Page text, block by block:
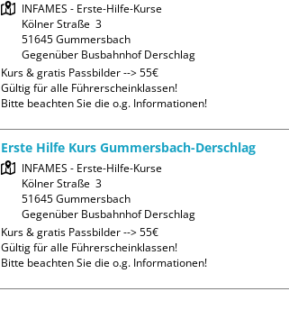
INFAMES - Erste-Hilfe-Kurse
Kölner Straße  3
51645 Gummersbach
Gegenüber Busbahnhof Derschlag
Kurs & gratis Passbilder --> 55€
Gültig für alle Führerscheinklassen!
Bitte beachten Sie die o.g. Informationen!
Erste Hilfe Kurs Gummersbach-Derschlag
INFAMES - Erste-Hilfe-Kurse
Kölner Straße  3
51645 Gummersbach
Gegenüber Busbahnhof Derschlag
Kurs & gratis Passbilder --> 55€
Gültig für alle Führerscheinklassen!
Bitte beachten Sie die o.g. Informationen!